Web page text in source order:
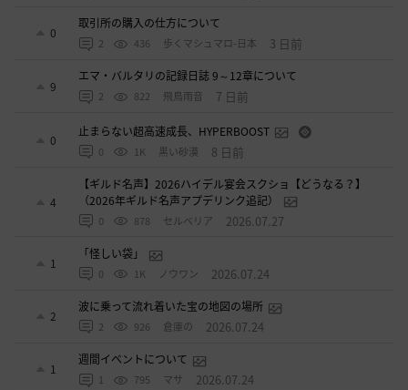
0
取引所の購入の仕方について
2 436 歩くマシュマロ-日本 3 日前
9
エマ・バルタリの記録日誌 9～12章について
2 822 飛鳥雨音 7 日前
0
止まらない超高速成長、HYPERBOOST
0 1K 黒い砂漠 8 日前
4
【ギルド名声】2026ハイデル宴会スクショ【どうなる？】
（2026年ギルド名声アプデリンク追記）
0 878 セルベリア 2026.07.27
1
「怪しい袋」
0 1K ノウワン 2026.07.24
2
波に乗って流れ着いた宝の地図の場所
2 926 倉庫の 2026.07.24
1
週間イベントについて
1 795 マサ 2026.07.24